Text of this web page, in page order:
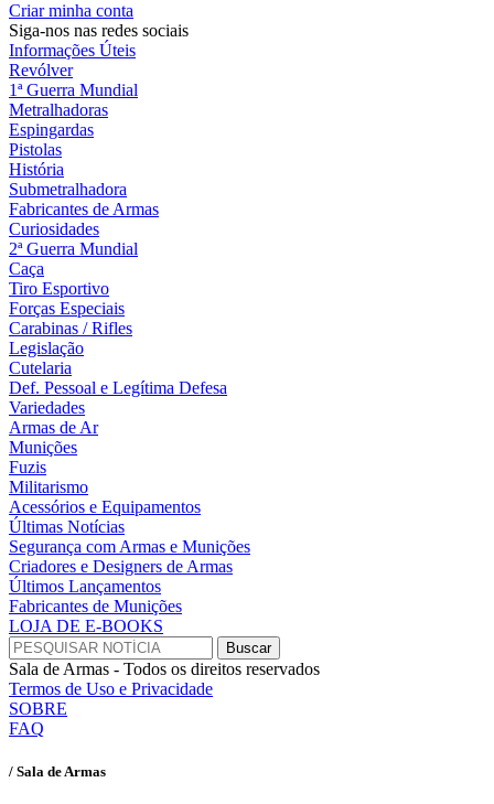
Criar minha conta
Siga-nos nas redes sociais
Informações Úteis
Revólver
1ª Guerra Mundial
Metralhadoras
Espingardas
Pistolas
História
Submetralhadora
Fabricantes de Armas
Curiosidades
2ª Guerra Mundial
Caça
Tiro Esportivo
Forças Especiais
Carabinas / Rifles
Legislação
Cutelaria
Def. Pessoal e Legítima Defesa
Variedades
Armas de Ar
Munições
Fuzis
Militarismo
Acessórios e Equipamentos
Últimas Notícias
Segurança com Armas e Munições
Criadores e Designers de Armas
Últimos Lançamentos
Fabricantes de Munições
LOJA DE E-BOOKS
Sala de Armas - Todos os direitos reservados
Termos de Uso e Privacidade
SOBRE
FAQ
/ Sala de Armas